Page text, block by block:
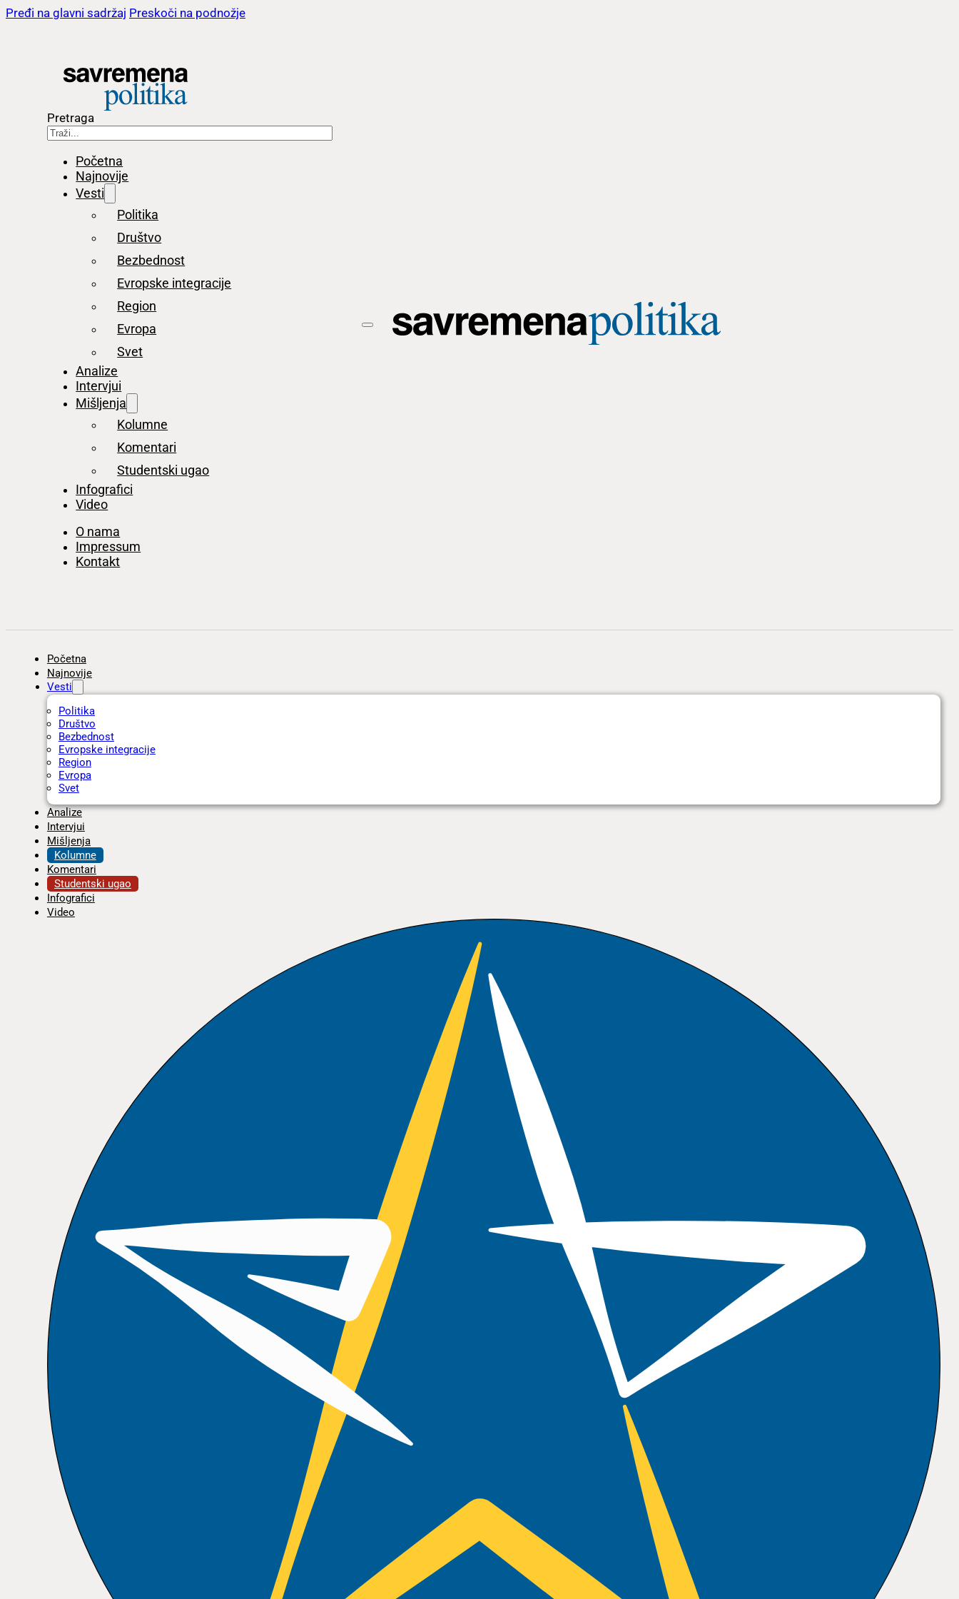
Pređi na glavni sadržaj Preskoči na podnožje
Pretraga
Početna
Najnovije
Vesti
Politika
Društvo
Bezbednost
Evropske integracije
Region
Evropa
Svet
Analize
Intervjui
Mišljenja
Kolumne
Komentari
Studentski ugao
Infografici
Video
O nama
Impressum
Kontakt
Početna
Najnovije
Vesti
Politika
Društvo
Bezbednost
Evropske integracije
Region
Evropa
Svet
Analize
Intervjui
Mišljenja
Kolumne
Komentari
Studentski ugao
Infografici
Video